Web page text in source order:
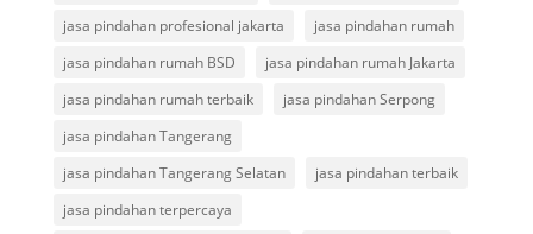
jasa pindahan profesional jakarta
jasa pindahan rumah
jasa pindahan rumah BSD
jasa pindahan rumah Jakarta
jasa pindahan rumah terbaik
jasa pindahan Serpong
jasa pindahan Tangerang
jasa pindahan Tangerang Selatan
jasa pindahan terbaik
jasa pindahan terpercaya